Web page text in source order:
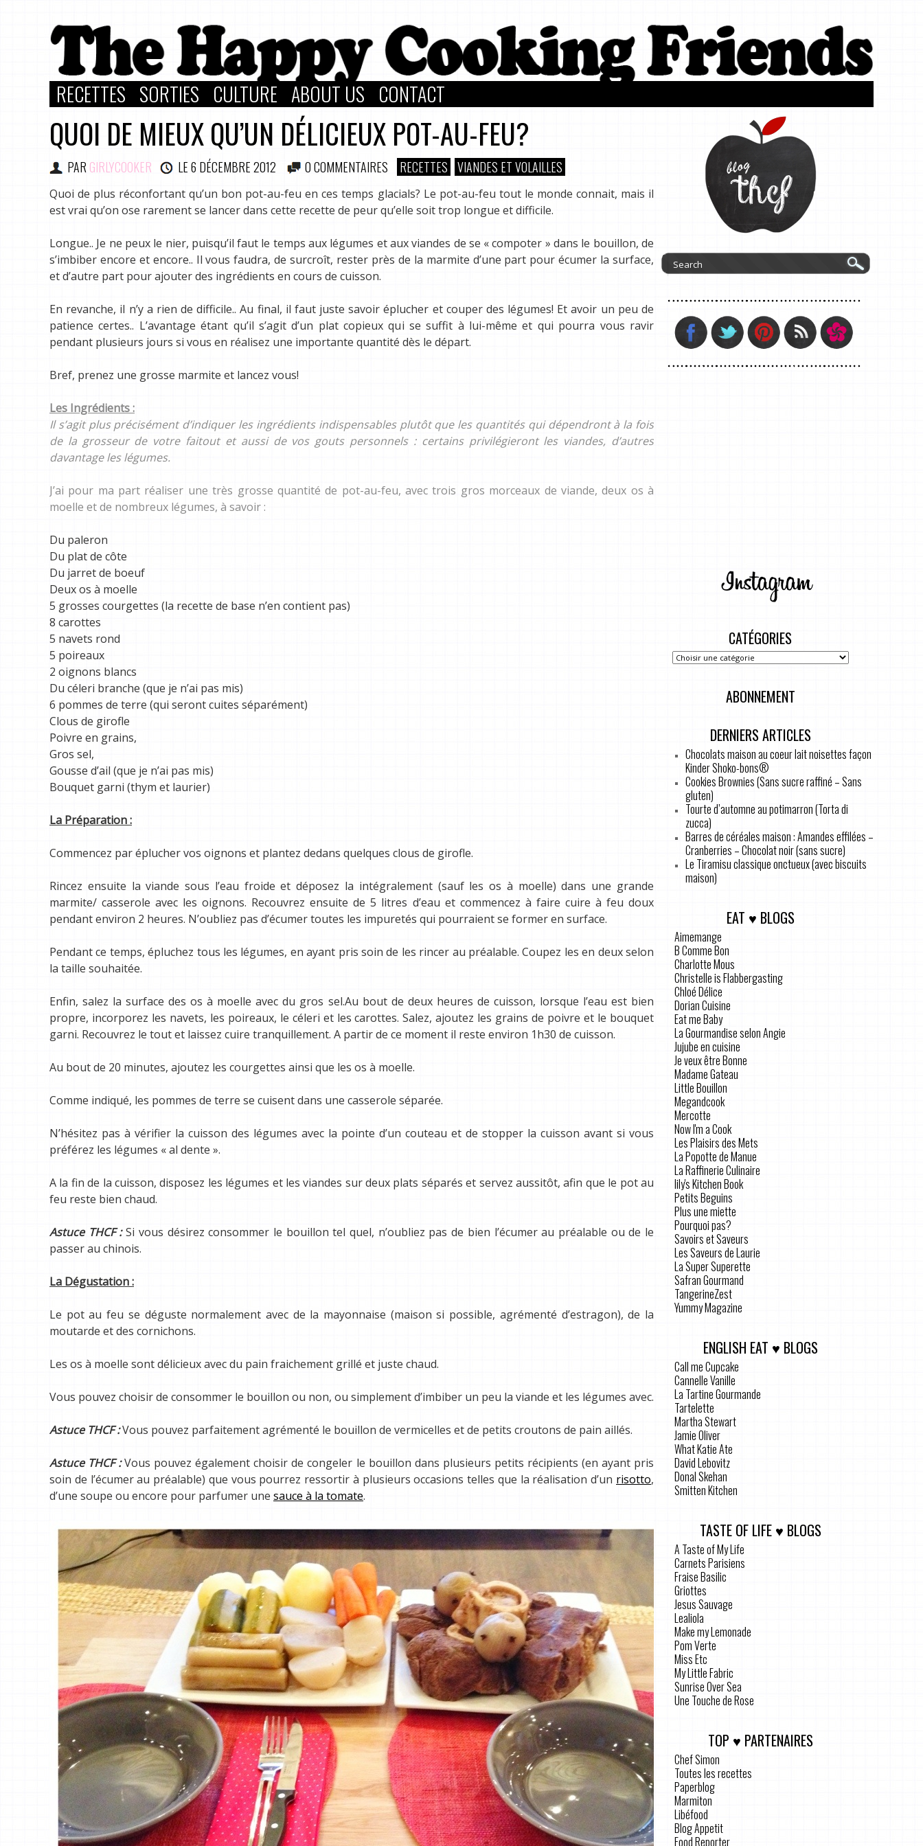
RECETTES SORTIES CULTURE ABOUT US CONTACT
QUOI DE MIEUX QU’UN DÉLICIEUX POT-AU-FEU?
PAR GIRLYCOOKER LE6 DÉCEMBRE 2012 0 COMMENTAIRES RECETTES VIANDES ET VOLAILLES
Quoi de plus réconfortant qu’un bon pot-au-feu en ces temps glacials? Le pot-au-feu tout le monde connait, mais il
est vrai qu’on ose rarement se lancer dans cette recette de peur qu’elle soit trop longue et difficile.
Longue.. Je ne peux le nier, puisqu’il faut le temps aux légumes et aux viandes de se « compoter » dans le bouillon, de
s’imbiber encore et encore.. Il vous faudra, de surcroît, rester près de la marmite d’une part pour écumer la surface,
et d’autre part pour ajouter des ingrédients en cours de cuisson.
En revanche, il n’y a rien de difficile.. Au final, il faut juste savoir éplucher et couper des légumes! Et avoir un peu de
patience certes.. L’avantage étant qu’il s’agit d’un plat copieux qui se suffit à lui-même et qui pourra vous ravir
pendant plusieurs jours si vous en réalisez une importante quantité dès le départ.
Bref, prenez une grosse marmite et lancez vous!
Les Ingrédients :
Il s’agit plus précisément d’indiquer les ingrédients indispensables plutôt que les quantités qui dépendront à la fois
de la grosseur de votre faitout et aussi de vos gouts personnels : certains privilégieront les viandes, d’autres
davantage les légumes.
J’ai pour ma part réaliser une très grosse quantité de pot-au-feu, avec trois gros morceaux de viande, deux os à
moelle et de nombreux légumes, à savoir :
Du paleron
Du plat de côte
Du jarret de boeuf
Deux os à moelle
5 grosses courgettes (la recette de base n’en contient pas)
8 carottes
5 navets rond
5 poireaux
2 oignons blancs
Du céleri branche (que je n’ai pas mis)
6 pommes de terre (qui seront cuites séparément)
Clous de girofle
Poivre en grains,
Gros sel,
Gousse d’ail (que je n’ai pas mis)
Bouquet garni (thym et laurier)
La Préparation :
Commencez par éplucher vos oignons et plantez dedans quelques clous de girofle.
Rincez ensuite la viande sous l’eau froide et déposez la intégralement (sauf les os à moelle) dans une grande
marmite/ casserole avec les oignons. Recouvrez ensuite de 5 litres d’eau et commencez à faire cuire à feu doux
pendant environ 2 heures. N’oubliez pas d’écumer toutes les impuretés qui pourraient se former en surface.
Pendant ce temps, épluchez tous les légumes, en ayant pris soin de les rincer au préalable. Coupez les en deux selon
la taille souhaitée.
Enfin, salez la surface des os à moelle avec du gros sel.Au bout de deux heures de cuisson, lorsque l’eau est bien
propre, incorporez les navets, les poireaux, le céleri et les carottes. Salez, ajoutez les grains de poivre et le bouquet
garni. Recouvrez le tout et laissez cuire tranquillement. A partir de ce moment il reste environ 1h30 de cuisson.
Au bout de 20 minutes, ajoutez les courgettes ainsi que les os à moelle.
Comme indiqué, les pommes de terre se cuisent dans une casserole séparée.
N’hésitez pas à vérifier la cuisson des légumes avec la pointe d’un couteau et de stopper la cuisson avant si vous
préférez les légumes « al dente ».
A la fin de la cuisson, disposez les légumes et les viandes sur deux plats séparés et servez aussitôt, afin que le pot au
feu reste bien chaud.
Astuce THCF :Si vous désirez consommer le bouillon tel quel, n’oubliez pas de bien l’écumer au préalable ou de le
passer au chinois.
La Dégustation :
Le pot au feu se déguste normalement avec de la mayonnaise (maison si possible, agrémenté d’estragon), de la
moutarde et des cornichons.
Les os à moelle sont délicieux avec du pain fraichement grillé et juste chaud.
Vous pouvez choisir de consommer le bouillon ou non, ou simplement d’imbiber un peu la viande et les légumes avec.
Astuce THCF :Vous pouvez parfaitement agrémenté le bouillon de vermicelles et de petits croutons de pain aillés.
Astuce THCF :Vous pouvez également choisir de congeler le bouillon dans plusieurs petits récipients (en ayant pris
soin de l’écumer au préalable) que vous pourrez ressortir à plusieurs occasions telles que la réalisation d’un risotto,
d’une soupe ou encore pour parfumer une sauce à la tomate.
CATÉGORIES
ABONNEMENT
DERNIERS ARTICLES
Chocolats maison au coeur lait noisettes façon
Kinder Shoko-bons®
Cookies Brownies (Sans sucre raffiné – Sans
gluten)
Tourte d’automne au potimarron (Torta di
zucca)
Barres de céréales maison : Amandes effilées –
Cranberries – Chocolat noir (sans sucre)
Le Tiramisu classique onctueux (avec biscuits
maison)
EAT ♥ BLOGS
Aimemange
B Comme Bon
Charlotte Mous
Christelle is Flabbergasting
Chloé Délice
Dorian Cuisine
Eat me Baby
La Gourmandise selon Angie
Jujube en cuisine
Je veux être Bonne
Madame Gateau
Little Bouillon
Megandcook
Mercotte
Now I'm a Cook
Les Plaisirs des Mets
La Popotte de Manue
La Raffinerie Culinaire
lily's Kitchen Book
Petits Beguins
Plus une miette
Pourquoi pas?
Savoirs et Saveurs
Les Saveurs de Laurie
La Super Superette
Safran Gourmand
TangerineZest
Yummy Magazine
ENGLISH EAT ♥ BLOGS
Call me Cupcake
Cannelle Vanille
La Tartine Gourmande
Tartelette
Martha Stewart
Jamie Oliver
What Katie Ate
David Lebovitz
Donal Skehan
Smitten Kitchen
TASTE OF LIFE ♥ BLOGS
A Taste of My Life
Carnets Parisiens
Fraise Basilic
Griottes
Jesus Sauvage
Lealiola
Make my Lemonade
Pom Verte
Miss Etc
My Little Fabric
Sunrise Over Sea
Une Touche de Rose
TOP ♥ PARTENAIRES
Chef Simon
Toutes les recettes
Paperblog
Marmiton
Libéfood
Blog Appetit
Food Reporter